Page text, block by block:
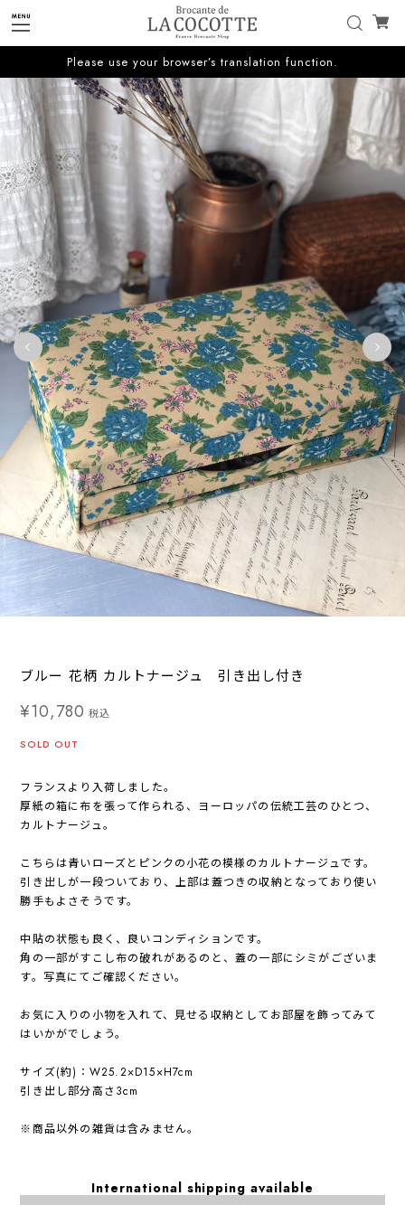
Please use your browser’s translation function.
ブルー 花柄 カルトナージュ 引き出し付き
¥10,780 税込
SOLD OUT
フランスより入荷しました。
厚紙の箱に布を張って作られる、ヨーロッパの伝統工芸のひとつ、
カルトナージュ。
こちらは青いローズとピンクの小花の模様のカルトナージュです。
引き出しが一段ついており、上部は蓋つきの収納となっており使い
勝手もよさそうです。
中貼の状態も良く、良いコンディションです。
角の一部がすこし布の破れがあるのと、蓋の一部にシミがございま
す。写真にてご確認ください。
お気に入りの小物を入れて、見せる収納としてお部屋を飾ってみて
はいかがでしょう。
サイズ(約)：W25.2×D15×H7cm
引き出し部分高さ3cm
※商品以外の雑貨は含みません。
International shipping available